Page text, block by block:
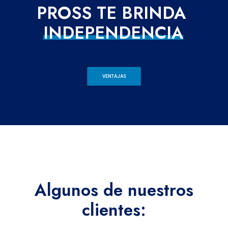
PROSS TE BRINDA
TECNOLOGÍA
VENTAJAS
Algunos de nuestros
clientes: